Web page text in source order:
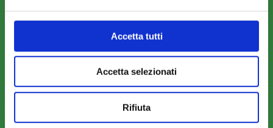
Accetta tutti
Accetta selezionati
Rifiuta
COME ADERIRE
Modalità di adesione
Mobilità e Portabilità